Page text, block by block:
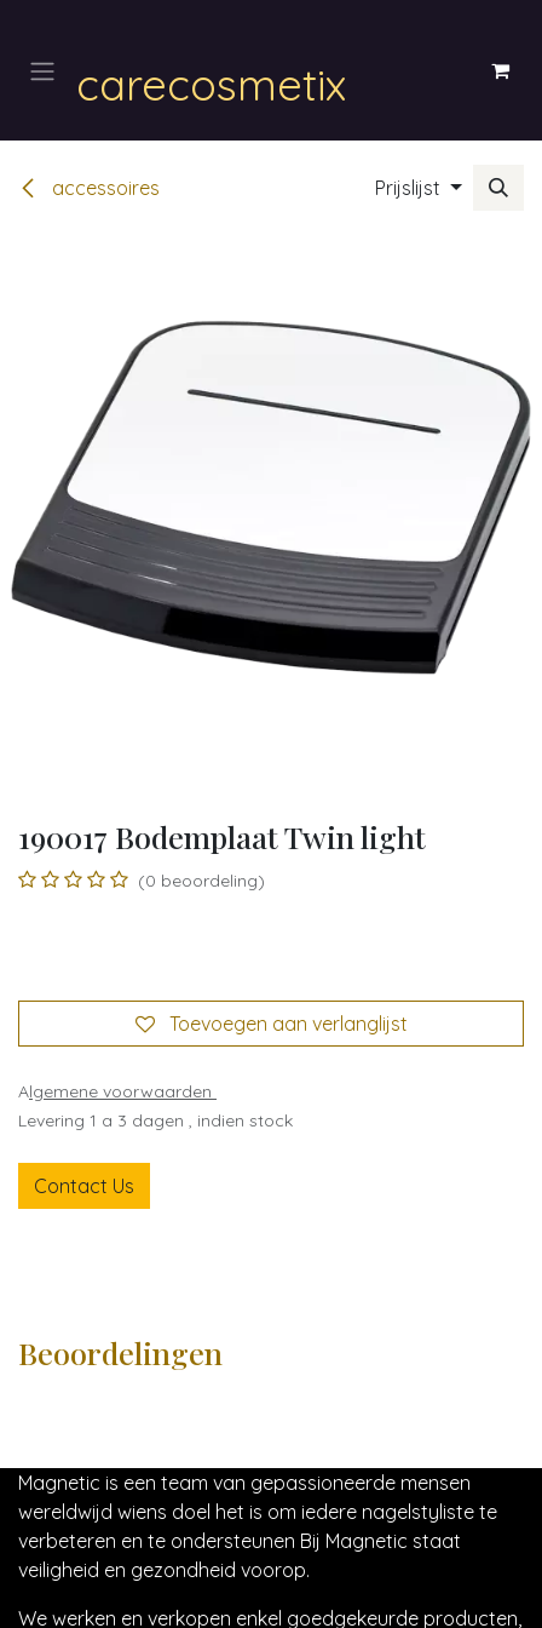
carecosmetix
accessoires Prijslijst
190017 Bodemplaat Twin light
(0 beoordeling)
Toevoegen aan verlanglijst
Algemene voorwaarden
Levering 1 a 3 dagen , indien stock
Contact Us
Beoordelingen
Magnetic is een team van gepassioneerde mensen
wereldwijd wiens doel het is om iedere nagelstyliste te
verbeteren en te ondersteunen Bij Magnetic staat
veiligheid en gezondheid voorop.
We werken en verkopen enkel goedgekeurde producten,